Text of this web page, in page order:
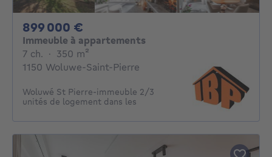
899 000 €
Immeuble à appartements
7 ch. 7 chambres
· 350 m²
1150 Woluwe-Saint-Pierre
Woluwé St Pierre-immeuble 2/3
unités de logement dans les